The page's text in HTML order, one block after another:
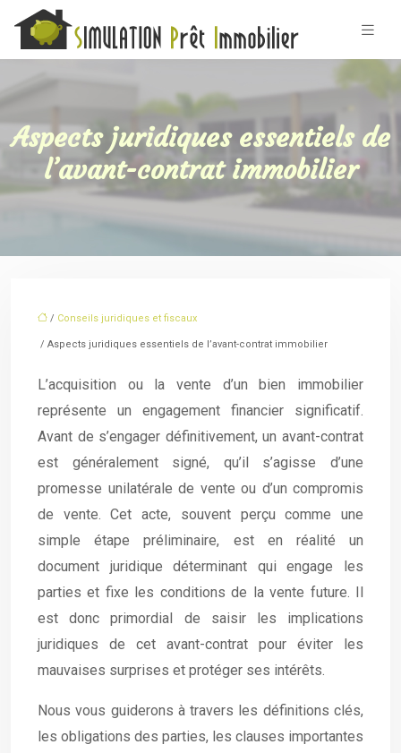
Aspects juridiques essentiels de
l’avant-contrat immobilier
/ Conseils juridiques et fiscaux
/ Aspects juridiques essentiels de l’avant-contrat immobilier
L’acquisition ou la vente d’un bien immobilier
représente un engagement financier significatif.
Avant de s’engager définitivement, un avant-contrat
est généralement signé, qu’il s’agisse d’une
promesse unilatérale de vente ou d’un compromis
de vente. Cet acte, souvent perçu comme une
simple étape préliminaire, est en réalité un
document juridique déterminant qui engage les
parties et fixe les conditions de la vente future. Il
est donc primordial de saisir les implications
juridiques de cet avant-contrat pour éviter les
mauvaises surprises et protéger ses intérêts.
Nous vous guiderons à travers les définitions clés,
les obligations des parties, les clauses importantes